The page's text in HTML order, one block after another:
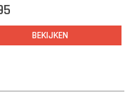
BEKIJKEN